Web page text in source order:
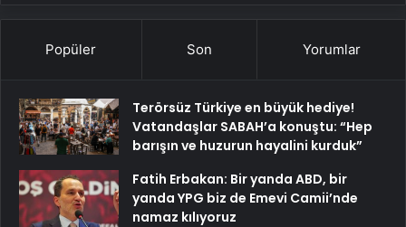
Popüler Son Yorumlar
Terörsüz Türkiye en büyük hediye!
Vatandaşlar SABAH’a konuştu: “Hep
barışın ve huzurun hayalini kurduk”
Fatih Erbakan: Bir yanda ABD, bir
yanda YPG biz de Emevi Camii’nde
namaz kılıyoruz